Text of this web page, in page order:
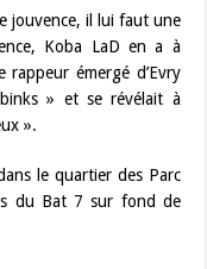
jouvence, il lui faut une
Koba LaD en a à
émergé d’Evry
» et se révélait à
».
le quartier des Parc
du Bat 7 sur fond de